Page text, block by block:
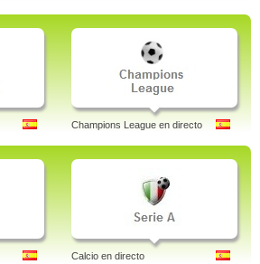
Champions League en directo
Calcio en directo